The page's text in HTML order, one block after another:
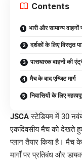
Contents
भारी और सामान्य वाहनों
दर्शकों के लिए विस्तृत
पासधारक वाहनों की
मैच के बाद एग्जिट मार्ग
निवासियों के लिए
JSCAस्टेडियम में 30
एकदिवसीय मैच को देखते
प्लान तैयार किया है। मैच
मार्गों पर प्रतिबंध और